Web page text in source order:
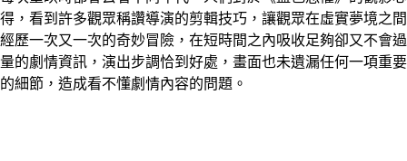
得，看到許多觀眾稱讚導演的剪輯技巧，讓觀眾在虛實夢境之間
經歷一次又一次的奇妙冒險，在短時間之內吸收足夠卻又不會過
量的劇情資訊，演出步調恰到好處，畫面也未遺漏任何一項重要
的細節，造成看不懂劇情內容的問題。